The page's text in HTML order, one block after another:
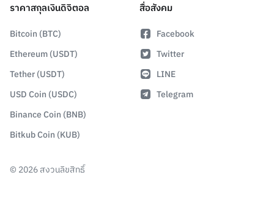
ราคาสกุลเงินดิจิตอล
Bitcoin (BTC)
Ethereum (USDT)
Tether (USDT)
USD Coin (USDC)
Binance Coin (BNB)
Bitkub Coin (KUB)
สื่อสังคม
Facebook
Twitter
LINE
Telegram
© 2026สงวนลิขสิทธิ์